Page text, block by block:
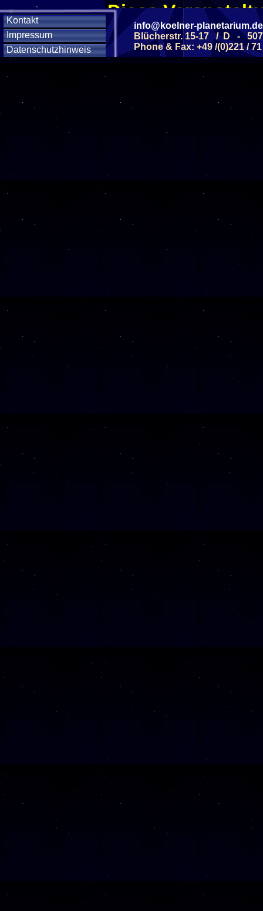
Kontakt
Impressum
Datenschutzhinweis
Diese
Klicken Sie Hier
Diese
Wochentag
SAMSTAG
SAMSTAG
SAMSTAG
Alle
info@koelner-planetarium.de
Blücherstr. 15-17 / D -
Phone & Fax: +49 /(0)221 /